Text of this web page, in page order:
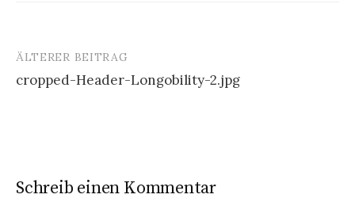
Beitrags-
Navigation
ÄLTERER BEITRAG
cropped-Header-Longobility-2.jpg
Schreib einen Kommentar